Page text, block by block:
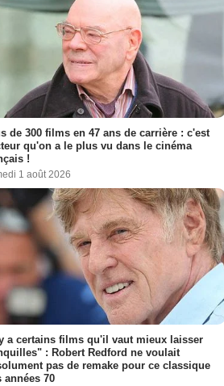
de 300 films en 47 ans de carrière : c'est
qu'on a le plus vu dans le cinéma
!
1 août 2026
a certains films qu'il vaut mieux laisser
: Robert Redford ne voulait
pas de remake pour ce classique
années 70